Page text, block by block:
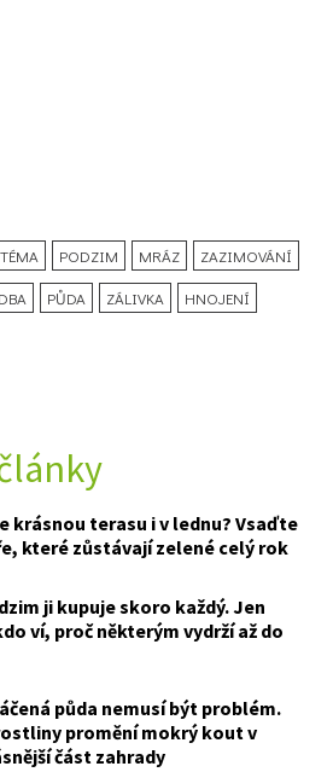
PODZIM MRÁZ ZAZIMOVÁNÍ
PŮDA ZÁLIVKA HNOJENÍ
krásnou terasu i v lednu? Vsaďte
které zůstávají zelené celý rok
ji kupuje skoro každý. Jen
ví, proč některým vydrží až do
půda nemusí být problém.
promění mokrý kout v
část zahrady